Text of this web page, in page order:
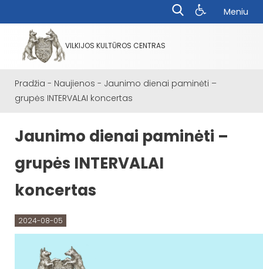
Meniu
VILKIJOS KULTŪROS CENTRAS
Pradžia - Naujienos - Jaunimo dienai paminėti –
grupės INTERVALAI koncertas
Jaunimo dienai paminėti –
grupės INTERVALAI
koncertas
2024-08-05